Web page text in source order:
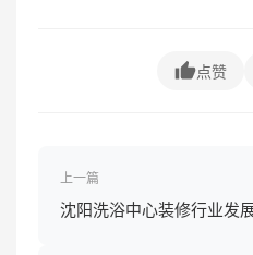
点赞
上一篇
沈阳洗浴中心装修行业发